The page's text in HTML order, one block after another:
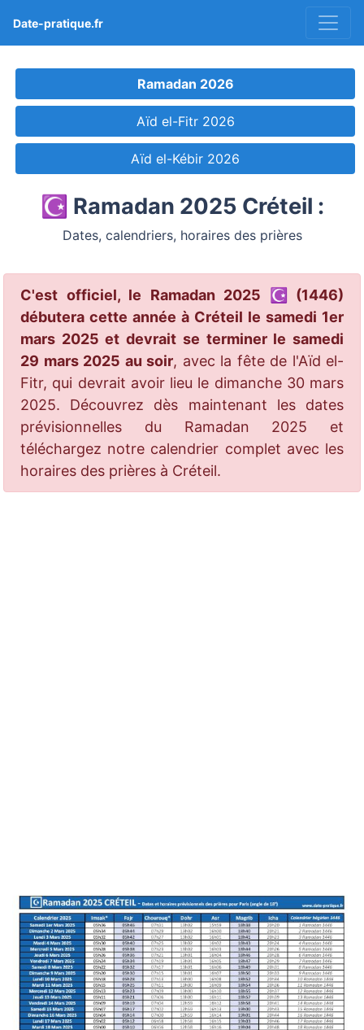
Date-pratique.fr
Ramadan 2026
Aïd el-Fitr 2026
Aïd el-Kébir 2026
☪️ Ramadan 2025 Créteil :
Dates, calendriers, horaires des prières
C'est officiel, le Ramadan 2025 ☪️ (1446)
débutera cette année à Créteil le samedi 1er
mars 2025 et devrait se terminer le samedi
29 mars 2025 au soir, avec la fête de l'Aïd el-
Fitr, qui devrait avoir lieu le dimanche 30 mars
2025. Découvrez dès maintenant les dates
prévisionnelles du Ramadan 2025 et
téléchargez notre calendrier complet avec les
horaires des prières à Créteil.